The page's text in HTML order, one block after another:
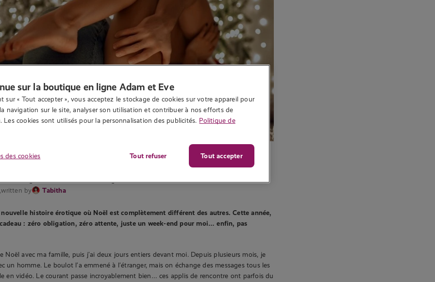
BDSM
: Un Noël pas comme les autres
written by Tabitha
histoire érotique où Noël est complètement différent des autres. Cette année,
: zéro obligation, zéro attente, juste un week-end pour moi… enfin, pas
Noël avec ma famille, puis j’ai deux jours entiers devant moi. Depuis plusieurs mois, je
un homme. Le boulot l’a emmené à l’étranger, mais on échange des messages tous les
en vidéo. Le courant passe incroyablement bien… ces applis de rencontre ont parfois du
sur la boutique en ligne Adam et Eve
sur « Tout accepter », vous acceptez le stockage de cookies sur votre appareil pour
navigation sur le site, analyser son utilisation et contribuer à nos efforts de
Les cookies sont utilisés pour la personnalisation des publicités. Politique de
des cookies Tout refuser Tout accepter